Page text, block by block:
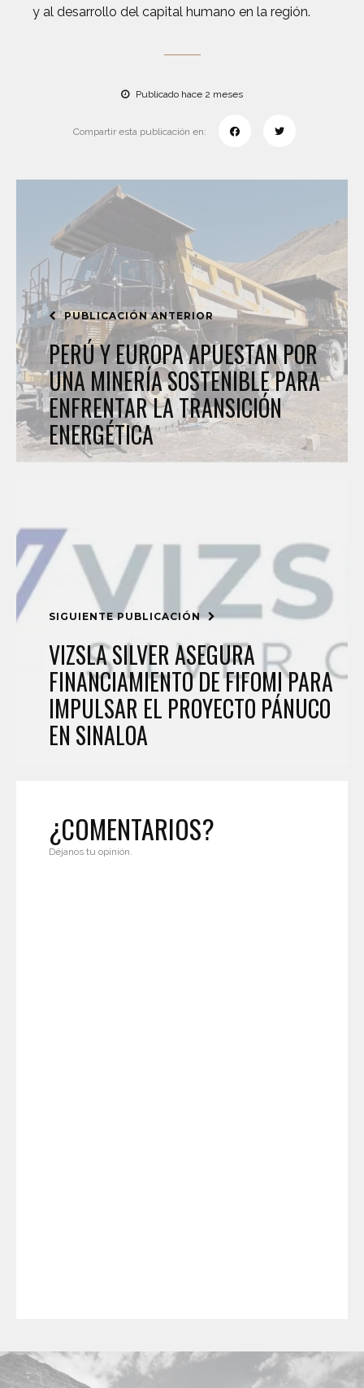
y al desarrollo del capital humano en la región.
Publicado hace 2 meses
Compartir esta publicación en:
PUBLICACIÓN ANTERIOR
PERÚ Y EUROPA APUESTAN POR
UNA MINERÍA SOSTENIBLE PARA
ENFRENTAR LA TRANSICIÓN
ENERGÉTICA
SIGUIENTE PUBLICACIÓN
VIZSLA SILVER ASEGURA
FINANCIAMIENTO DE FIFOMI PARA
IMPULSAR EL PROYECTO PÁNUCO
EN SINALOA
¿COMENTARIOS?
Déjanos tu opinión.